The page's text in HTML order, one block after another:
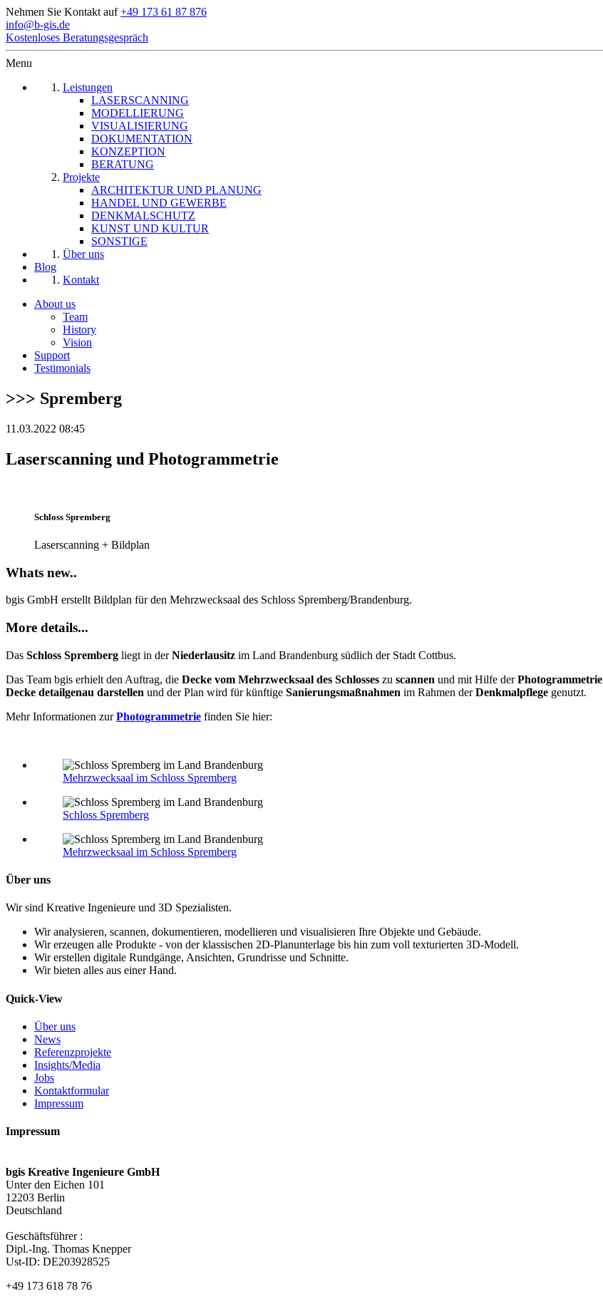
Nehmen Sie Kontakt auf+49 173 61 87 876
info@b-gis.de
Kostenloses Beratungsgespräch
Menu
Leistungen
LASERSCANNING
MODELLIERUNG
VISUALISIERUNG
DOKUMENTATION
KONZEPTION
BERATUNG
Projekte
ARCHITEKTUR UND PLANUNG
HANDEL UND GEWERBE
DENKMALSCHUTZ
KUNST UND KULTUR
SONSTIGE
Über uns
Blog
Kontakt
About us
Team
History
Vision
Support
Testimonials
>>> Spremberg
11.03.2022 08:45
Laserscanning und Photogrammetrie
Schloss Spremberg
Laserscanning + Bildplan
Whats new..
bgis GmbH erstellt Bildplan für den Mehrzwecksaal des Schloss Spremberg/Brandenburg.
More details...
Das Schloss Spremberg liegt in derNiederlausitz im Land Brandenburg südlich der Stadt Cottbus.
Das Team bgis erhielt den Auftrag, die Decke vom Mehrzwecksaal des Schlosses zu scannen und mit Hilfe derPhotogrammetrie
Decke detailgenau darstellen und der Plan wird für künftige Sanierungsmaßnahmen im Rahmen derDenkmalpflege genutzt.
Mehr Informationen zurPhotogrammetrie finden Sie hier:
Mehrzwecksaal im Schloss Spremberg
Schloss Spremberg
Mehrzwecksaal im Schloss Spremberg
Über uns
Wir sind Kreative Ingenieure und 3D Spezialisten.
Wir analysieren, scannen, dokumentieren, modellieren und visualisieren Ihre Objekte und Gebäude.
Wir erzeugen alle Produkte - von der klassischen 2D-Planunterlage bis hin zum voll texturierten 3D-Modell.
Wir erstellen digitale Rundgänge, Ansichten, Grundrisse und Schnitte.
Wir bieten alles aus einer Hand.
Quick-View
Über uns
News
Referenzprojekte
Insights/Media
Jobs
Kontaktformular
Impressum
Impressum
bgis Kreative Ingenieure GmbH
Unter den Eichen 101
12203 Berlin
Deutschland
Geschäftsführer :
Dipl.-Ing. Thomas Knepper
Ust-ID: DE203928525
+49 173 618 78 76